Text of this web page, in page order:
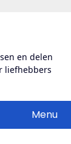
en delen
liefhebbers
Menu